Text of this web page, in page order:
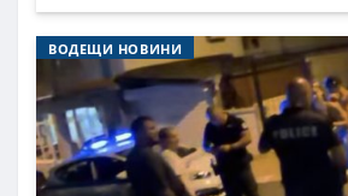
ВОДЕЩИ НОВИНИ